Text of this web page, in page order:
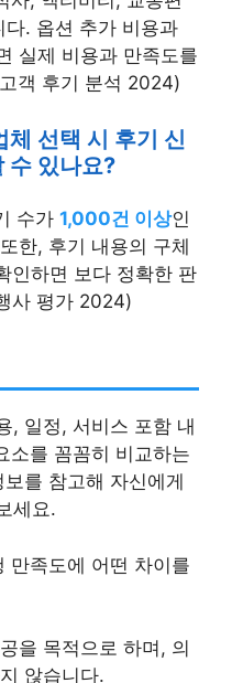
다. 옵션 추가 비용과
실제 비용과 만족도를
객 후기 분석 2024)
체 선택 시 후기 신
있나요?
한, 후기 내용의 구체
인하면 보다 정확한 판
사 평가 2024)
소를 꼼꼼히 비교하는
를 참고해 자신에게
세요.
않습니다.